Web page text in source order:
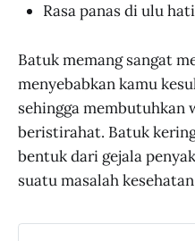
Rasa panas di ulu
Batuk memang sangat
menyebabkan kamu
sehingga membutuhkan
beristirahat. Batuk
bentuk dari gejala
suatu masalah